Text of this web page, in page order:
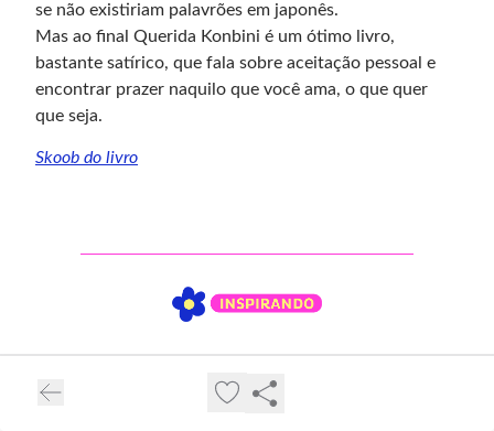
se não existiriam palavrões em japonês.
Mas ao final Querida Konbini é um ótimo livro,
bastante satírico, que fala sobre aceitação pessoal e
encontrar prazer naquilo que você ama, o que quer
que seja.
Skoob do livro